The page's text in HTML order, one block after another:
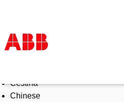
Products & Solutions
Industries
Čeština
Chinese